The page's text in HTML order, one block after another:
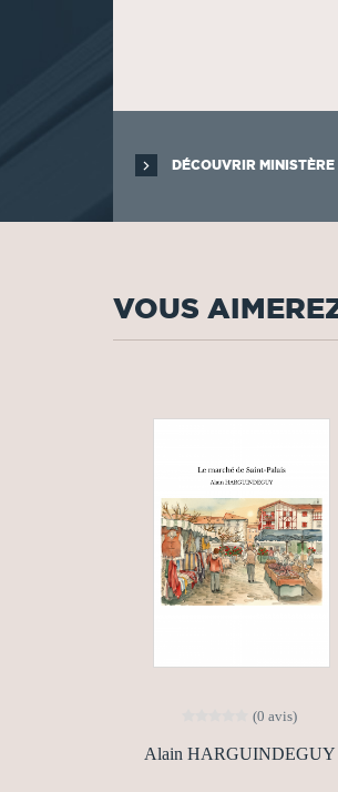
DÉCOUVRIR MINISTÈRE
VOUS
(0 avis)
Alain HARGUINDEGUY